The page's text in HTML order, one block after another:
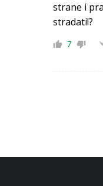
strane i
stradati!?
7